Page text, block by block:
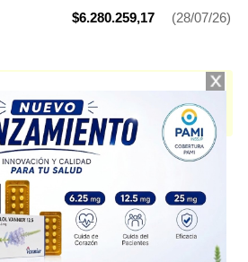
$6.280.259,17 (28/07/26)
moviliz.de células madres
porGadory cuenta con 1 presentación
plerixafor
Gador